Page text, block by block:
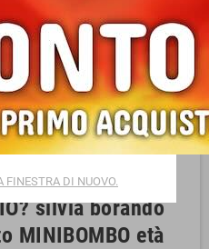
silvia borando
MINIBOMBO età
FINESTRA DI NUOVO.